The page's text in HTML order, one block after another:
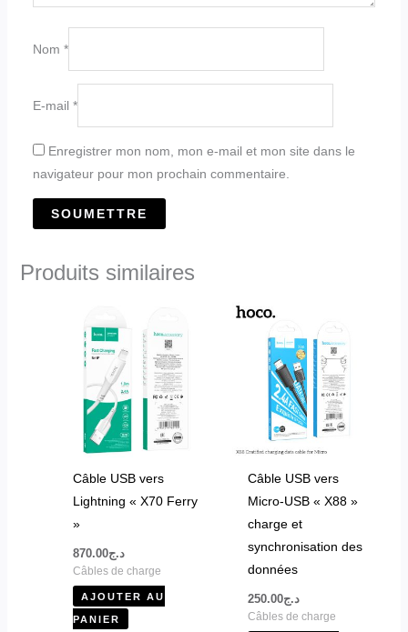
Nom *
E-mail *
Enregistrer mon nom, mon e-mail et mon site dans le
navigateur pour mon prochain commentaire.
Produits similaires
Câble USB vers
Lightning « X70 Ferry
»
د.ج870.00
Câbles de charge
AJOUTER AU
PANIER
Câble USB vers
Micro-USB « X88 »
charge et
synchronisation des
données
د.ج250.00
Câbles de charge